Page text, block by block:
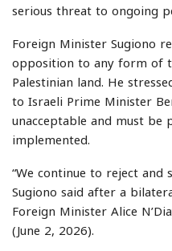
serious threat to ongoing
Foreign Minister Sugiono
opposition to any form of
Palestinian land. He
to Israeli Prime Minister
unacceptable and must
implemented.
“We continue to reject and
Sugiono said after a
Foreign Minister Alice
(June 2, 2026).